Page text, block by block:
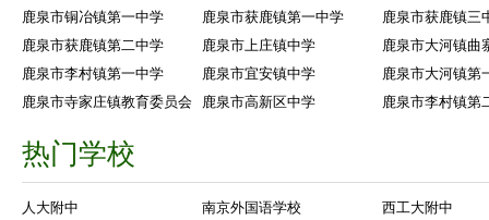
鹿泉市铜冶镇第一中学 鹿泉市获鹿镇第一中学
鹿泉市获鹿镇三
鹿泉市获鹿镇第二中学
鹿泉市上庄镇中学
鹿泉市大河镇曲
鹿泉市李村镇第一中学
鹿泉市宜安镇中学
鹿泉市大河镇第
鹿泉市寺家庄镇教育委员会
鹿泉市高新区中学 鹿泉市李村镇第
热门学校
人大附中 南京外国语学校
西工大附中